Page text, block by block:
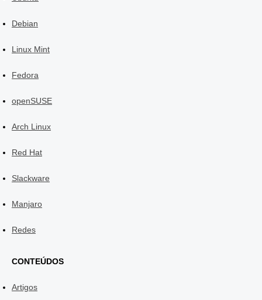
Debian
Linux Mint
Fedora
openSUSE
Arch Linux
Red Hat
Slackware
Manjaro
Redes
CONTEÚDOS
Artigos